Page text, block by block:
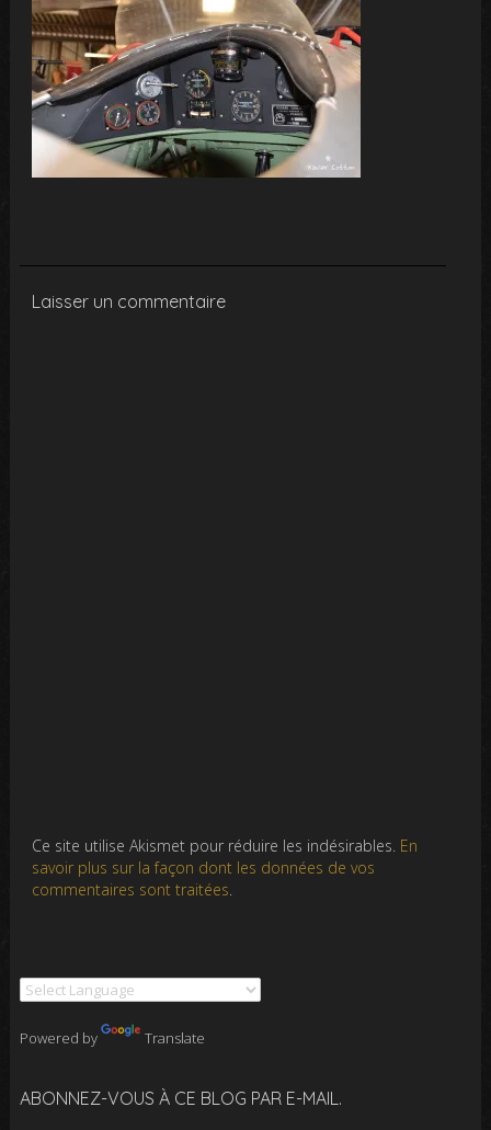
Laisser un commentaire
Ce site utilise Akismet pour réduire les indésirables. En
savoir plus sur la façon dont les données de vos
commentaires sont traitées.
Powered by Translate
ABONNEZ-VOUS À CE BLOG PAR E-MAIL.